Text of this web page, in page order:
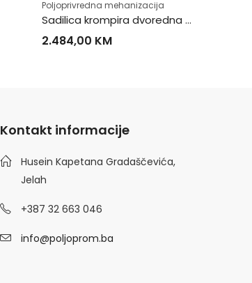
Poljoprivredna mehanizacija
Sadilica krompira dvoredna Zeppelin
2.484,00 KM
Kontakt informacije
Husein Kapetana Gradaščevića,
Jelah
+387 32 663 046
info@poljoprom.ba